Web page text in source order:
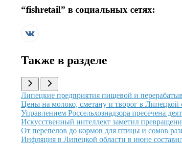
“fishretail” в социальных сетях:
Также в разделе
Иллюстрация новости
Липецкие предприятия пищевой и
Иллюстрация новости
Цены на молоко, сметану и творог в Липецкой
Иллюстрация новости
Управлением Россельхознадзора пресечена
Иллюстрация новости
Искусственный интеллект заметил
Иллюстрация новости
От перепелов до кормов для птицы и сомов
Иллюстрация новости
Инфляция в Липецкой области в июне